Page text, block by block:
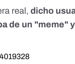
real,dicho
de un "meme"